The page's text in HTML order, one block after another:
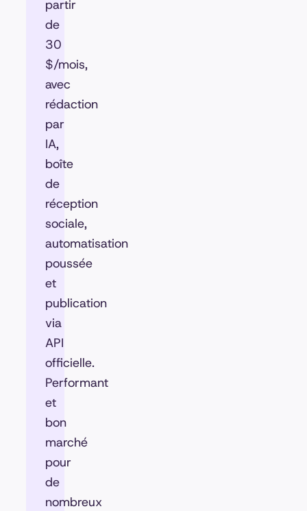
partir
de
30
$/mois,
avec
rédaction
par
IA,
boîte
de
réception
sociale,
automatisation
poussée
et
publication
via
API
officielle.
Performant
et
bon
marché
pour
de
nombreux